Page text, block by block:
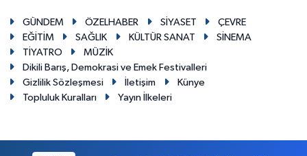
GÜNDEM ÖZELHABER SİYASET
ÇEVRE
EĞİTİM
SAĞLIK KÜLTÜR SANAT
SİNEMA
TİYATRO
MÜZİK
Dikili Barış, Demokrasi ve Emek Festivalleri
Gizlilik Sözleşmesi
İletişim
Künye
Topluluk Kuralları
Yayın İlkeleri